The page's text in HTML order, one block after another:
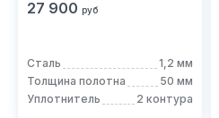
27 900 руб
Сталь
1,2 мм
Толщина полотна
50 мм
Уплотнитель
2 контура